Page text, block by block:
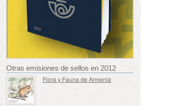
Otras emisiones de sellos en 2012
Flora y Fauna de Armenia